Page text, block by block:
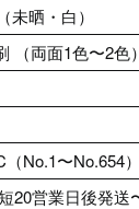
未晒・白）
（両面1色〜2色）
No.1〜No.654）
20営業日後発送